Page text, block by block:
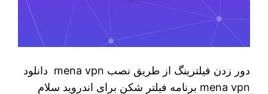
دور زدن فیلترینگ از طریق نصب mena vpn دانلود
mena vpn برنامه فیلتر شکن برای اندروید سلام